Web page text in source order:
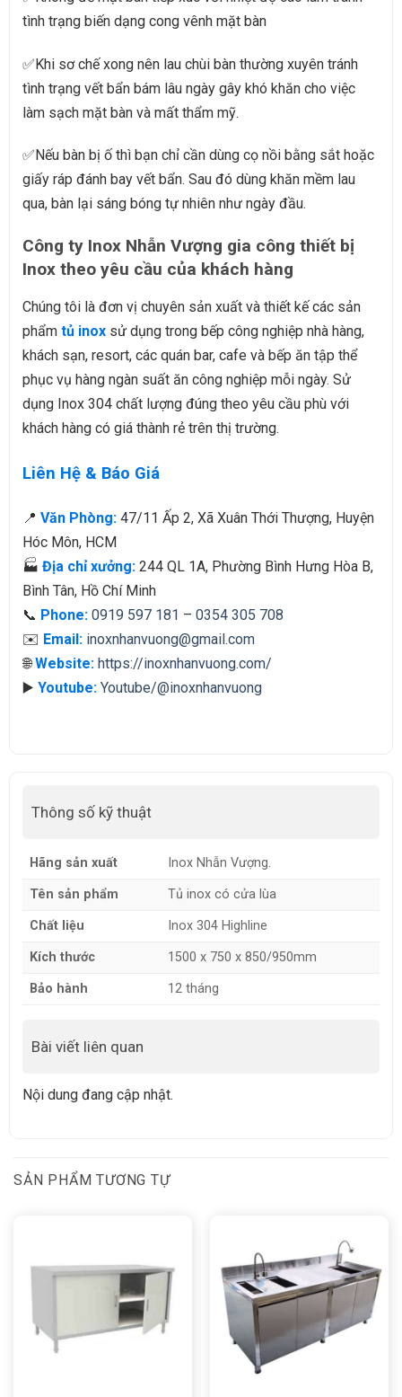
tình trạng biến dạng cong vênh mặt bàn
✅Khi sơ chế xong nên lau chùi bàn thường xuyên tránh
tình trạng vết bẩn bám lâu ngày gây khó khăn cho việc
làm sạch mặt bàn và mất thẩm mỹ.
✅ Nếu bàn bị ố thì bạn chỉ cần dùng cọ nồi bằng sắt hoặc
giấy ráp đánh bay vết bẩn. Sau đó dùng khăn mềm lau
qua, bàn lại sáng bóng tự nhiên như ngày đầu.
Công ty Inox Nhẫn Vượng gia công thiết bị
Inox theo yêu cầu của khách hàng
Chúng tôi là đơn vị chuyên sản xuất và thiết kế các sản
phẩm tủ inoxsử dụng trong bếp công nghiệp nhà hàng,
khách sạn, resort, các quán bar, cafe và bếp ăn tập thể
phục vụ hàng ngàn suất ăn công nghiệp mỗi ngày. Sử
dụng Inox 304 chất lượng đúng theo yêu cầu phù với
khách hàng có giá thành rẻ trên thị trường.
Liên Hệ & Báo Giá
📍 Văn Phòng:47/11 Ấp 2, Xã Xuân Thới Thượng, Huyện
Hóc Môn, HCM
🏭 Địa chỉ xưởng:244 QL 1A, Phường Bình Hưng Hòa B,
Bình Tân, Hồ Chí Minh
📞 Phone: 0919 597 181 – 0354 305 708
✉️ Email: inoxnhanvuong@gmail.com
🌐Website: https://inoxnhanvuong.com/
▶️ Youtube: Youtube/@inoxnhanvuong
Thông số kỹ thuật
Hãng sản xuất Inox Nhẫn Vượng.
Tên sản phẩm Tủ inox có cửa lùa
Chất liệu Inox 304 Highline
Kích thước 1500 x 750 x 850/950mm
Bảo hành 12 tháng
Bài viết liên quan
Nội dung đang cập nhật.
SẢN PHẨM TƯƠNG TỰ